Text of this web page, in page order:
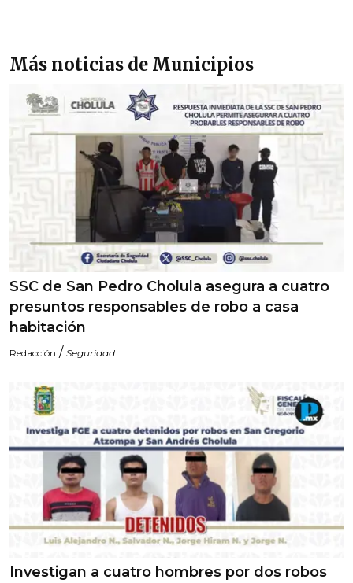
Más noticias de Municipios
SSC de San Pedro Cholula asegura a cuatro
presuntos responsables de robo a casa
habitación
Redacción / Seguridad
Investigan a cuatro hombres por dos robos